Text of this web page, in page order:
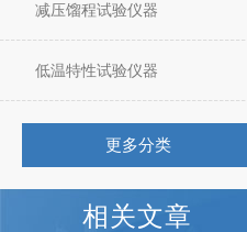
减压馏程试验仪器
低温特性试验仪器
更多分类
相关文章